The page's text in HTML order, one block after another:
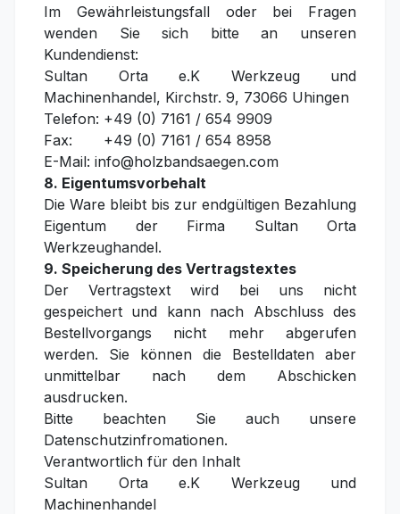
Im Gewährleistungsfall oder bei Fragen
wenden Sie sich bitte an unseren
Kundendienst:
Sultan Orta e.K Werkzeug und
Machinenhandel, Kirchstr. 9, 73066 Uhingen
Telefon: +49 (0) 7161 / 654 9909
Fax: +49 (0) 7161 / 654 8958
E-Mail: info@holzbandsaegen.com
8. Eigentumsvorbehalt
Die Ware bleibt bis zur endgültigen Bezahlung
Eigentum der Firma Sultan Orta
Werkzeughandel.
9. Speicherung des Vertragstextes
Der Vertragstext wird bei uns nicht
gespeichert und kann nach Abschluss des
Bestellvorgangs nicht mehr abgerufen
werden. Sie können die Bestelldaten aber
unmittelbar nach dem Abschicken
ausdrucken.
Bitte beachten Sie auch unsere
Datenschutzinfromationen.
Verantwortlich für den Inhalt
Sultan Orta e.K Werkzeug und
Machinenhandel